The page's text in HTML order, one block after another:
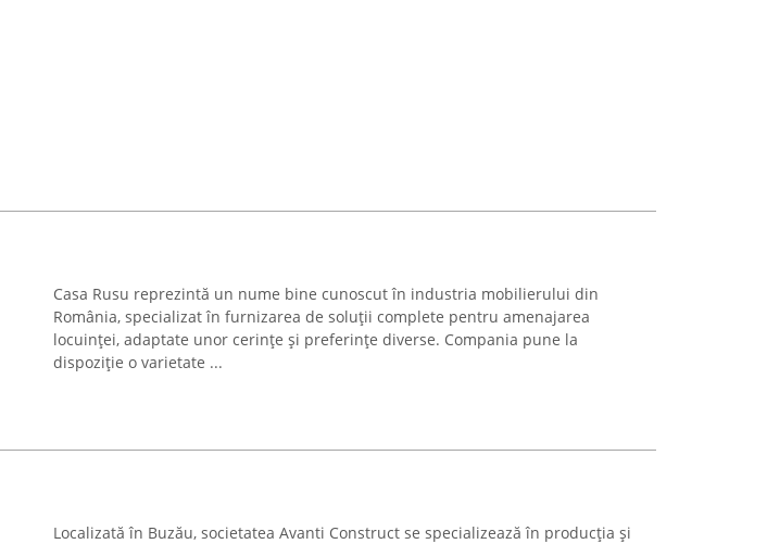
Casa Rusu reprezintă un nume bine cunoscut în industria mobilierului din
România, specializat în furnizarea de soluții complete pentru amenajarea
locuinței, adaptate unor cerințe și preferințe diverse. Compania pune la
dispoziție o varietate ...
Localizată în Buzău, societatea Avanti Construct se specializează în producția și